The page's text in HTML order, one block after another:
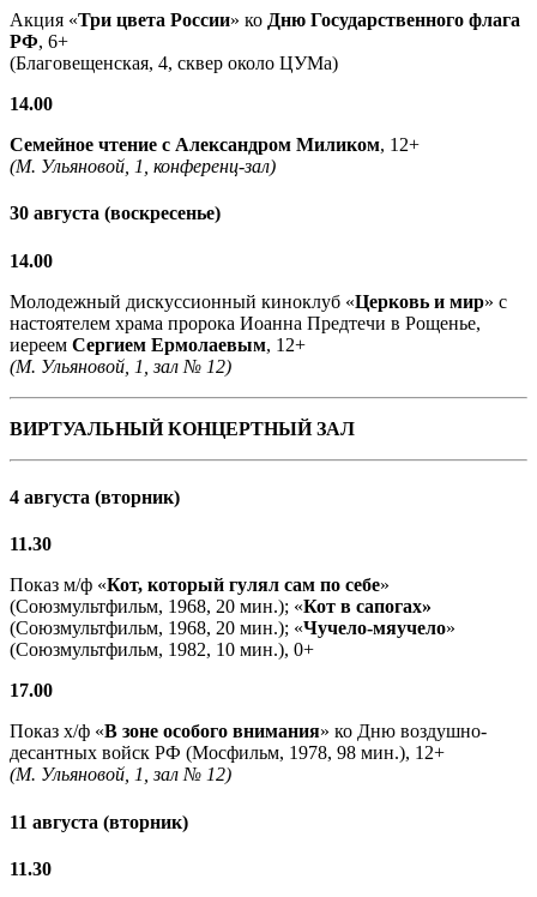
Акция «Три цвета России» ко Дню Государственного флага
РФ, 6+
(Благовещенская, 4, сквер около ЦУМа)
14.00
Семейное чтение с Александром Миликом, 12+
(М. Ульяновой, 1, конференц-зал)
30 августа (воскресенье)
14.00
Молодежный дискуссионный киноклуб «Церковь и мир» с
настоятелем храма пророка Иоанна Предтечи в Рощенье,
иереем Сергием Ермолаевым, 12+
(М. Ульяновой, 1, зал № 12)
ВИРТУАЛЬНЫЙ КОНЦЕРТНЫЙ ЗАЛ
4 августа (вторник)
11.30
Показ м/ф «Кот, который гулял сам по себе»
(Союзмультфильм, 1968, 20 мин.); «Кот в сапогах»
(Союзмультфильм, 1968, 20 мин.); «Чучело-мяучело»
(Союзмультфильм, 1982, 10 мин.), 0+
17.00
Показ х/ф «В зоне особого внимания» ко Дню воздушно-
десантных войск РФ (Мосфильм, 1978, 98 мин.), 12+
(М. Ульяновой, 1, зал № 12)
11 августа (вторник)
11.30